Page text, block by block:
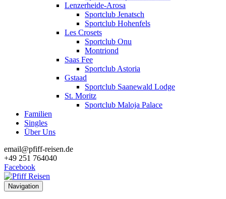
Lenzerheide-Arosa
Sportclub Jenatsch
Sportclub Hohenfels
Les Crosets
Sportclub Onu
Montriond
Saas Fee
Sportclub Astoria
Gstaad
Sportclub Saanewald Lodge
St. Moritz
Sportclub Maloja Palace
Familien
Singles
Über Uns
email@pfiff-reisen.de
+49 251 764040
Facebook
Navigation